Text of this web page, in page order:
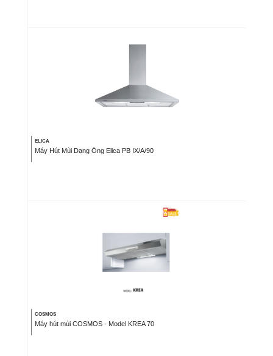
ELICA
Máy Hút Mùi Dạng Ống Elica PB IX/A/90
COSMOS
Máy hút mùi COSMOS - Model KREA 70